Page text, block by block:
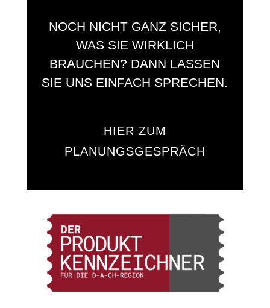
NOCH NICHT GANZ SICHER,
WAS SIE WIRKLICH
BRAUCHEN? DANN LASSEN
SIE UNS EINFACH SPRECHEN.
HIER ZUM
PLANUNGSGESPRÄCH